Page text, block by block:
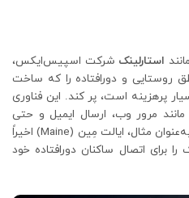
استارلینک شرکت اسپیس‌ایکس،
روستایی و دورافتاده را که ساخت
پرهزینه است، پر کند. این فناوری
مرور وب، ارسال ایمیل و حتی
پخش ویدئوی HD را فراهم می‌کند. به‌عنوان مثال، ایالت مِین (Maine) اخیراً
برای اتصال ساکنان دورافتاده خود